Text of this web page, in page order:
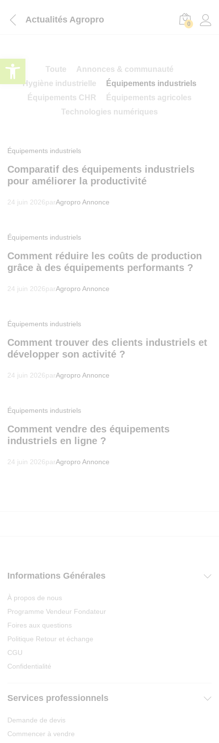
Actualités Agropro 0
Toute
Annonces & communauté
Hygiène industrielle
Équipements industriels
Équipements CHR
Équipements agricoles
Technologies numériques
Équipements industriels
Comparatif des équipements industriels
pour améliorer la productivité
24 juin 2026parAgropro Annonce
Équipements industriels
Comment réduire les coûts de production
grâce à des équipements performants ?
24 juin 2026parAgropro Annonce
Équipements industriels
Comment trouver des clients industriels et
développer son activité ?
24 juin 2026parAgropro Annonce
Équipements industriels
Comment vendre des équipements
industriels en ligne ?
24 juin 2026parAgropro Annonce
Informations Générales
À propos de nous
Programme Vendeur Fondateur
Foires aux questions
Politique Retour et échange
CGU
Confidentialité
Services professionnels
Demande de devis
Commencer à vendre
Ouvrir la barre d’outils